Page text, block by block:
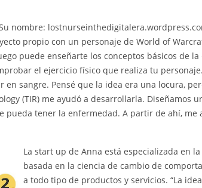
nombre:
propio con un personaje de World of
puede enseñarte los conceptos básicos de
el ejercicio físico que realiza tu
sangre. Pensé que la idea era una locura,
(TIR) me ayudó a desarrollarla. Diseñamos
pueda tener la enfermedad. A partir de ahí, me
La start up de Anna está especializada en
basada en la ciencia de cambio de
a todo tipo de productos y servicios. “La